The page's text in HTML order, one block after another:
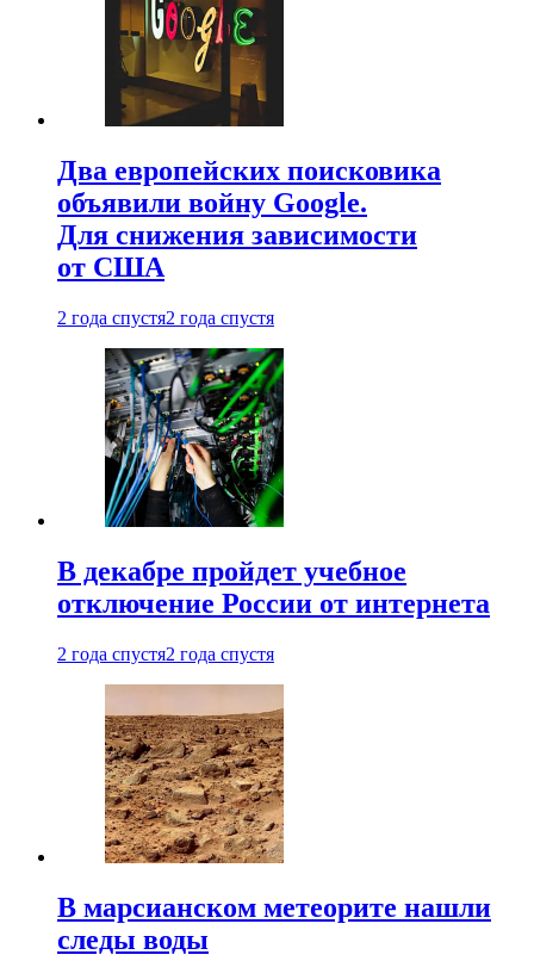
Два европейских поисковика
объявили войну Google.
Для снижения зависимости
от США
2 года спустя2 года спустя
В декабре пройдет учебное
отключение России от интернета
2 года спустя2 года спустя
В марсианском метеорите нашли
следы воды